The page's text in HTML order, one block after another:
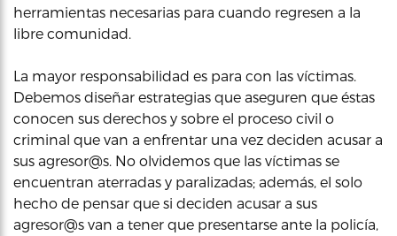
herramientas necesarias para cuando regresen a la
libre comunidad.
La mayor responsabilidad es para con las víctimas.
Debemos diseñar estrategias que aseguren que éstas
conocen sus derechos y sobre el proceso civil o
criminal que van a enfrentar una vez deciden acusar a
sus agresor@s. No olvidemos que las víctimas se
encuentran aterradas y paralizadas; además, el solo
hecho de pensar que si deciden acusar a sus
agresor@s van a tener que presentarse ante la policía,